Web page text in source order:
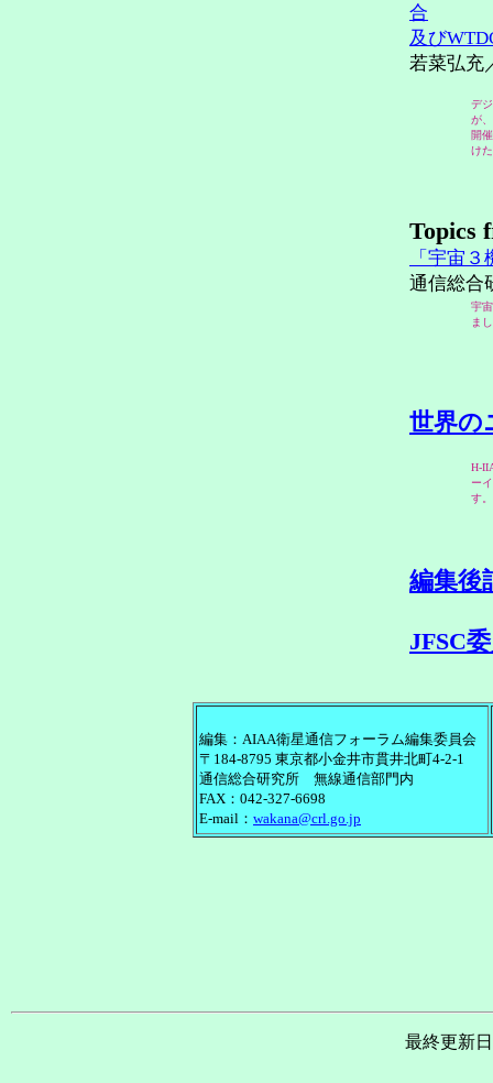
合
及び
若菜弘充
デ
が
開
け
Topics
「宇宙
通信総
宇
ま
世界の
H-
ー
す。
編集後
JFSC
編集：AIAA衛星通信フォーラム編集委員会
〒184-8795 東京都小金井市貫井北町4-2-1
通信総合研究所 無線通信部門内
FAX：042-327-6698
E-mail： wakana@crl.go.jp
最終更新